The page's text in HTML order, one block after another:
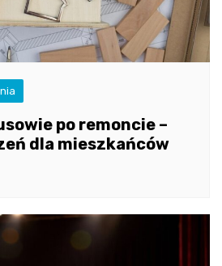
po remoncie –
dla mieszkańców